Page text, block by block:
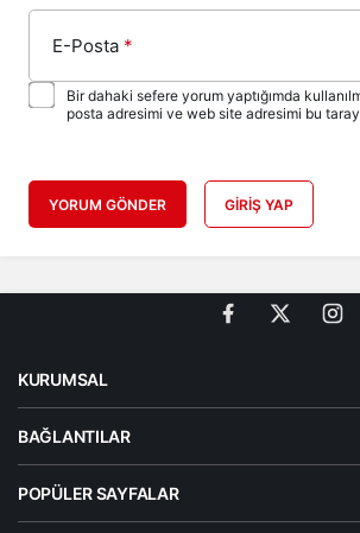
E-Posta *
Bir dahaki sefere yorum yaptığımda
posta adresimi ve web site adresimi bu
YORUM GÖNDER GIRIŞ YAP
KURUMSAL
BAĞLANTILAR
POPÜLER SAYFALAR